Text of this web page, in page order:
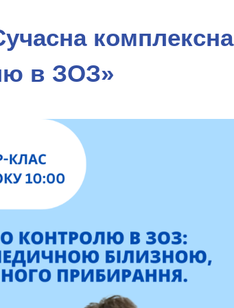
комплексна
в ЗОЗ»